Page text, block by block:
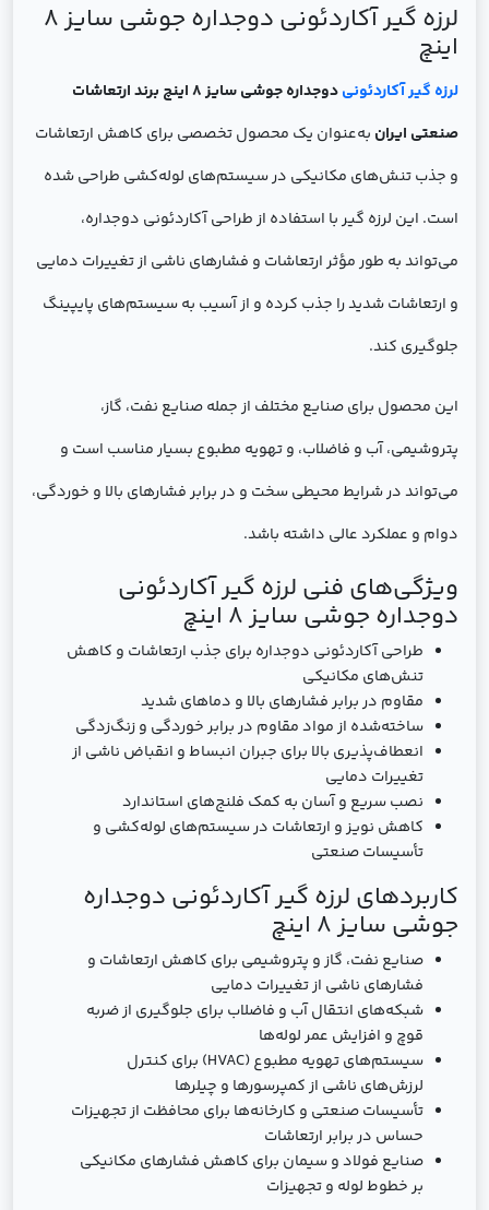
لرزه گیر آکاردئونی دوجداره جوشی سایز 8
اینچ
لرزه گیر آکاردئونی
دوجداره جوشی سایز 8 اینچ برند ارتعاشات
صنعتی ایران به‌عنوان یک محصول تخصصی برای کاهش ارتعاشات
و جذب تنش‌های مکانیکی در سیستم‌های لوله‌کشی طراحی شده
است. این لرزه گیر با استفاده از طراحی آکاردئونی دوجداره،
می‌تواند به طور مؤثر ارتعاشات و فشارهای ناشی از تغییرات دمایی
و ارتعاشات شدید را جذب کرده و از آسیب به سیستم‌های پایپینگ
جلوگیری کند.
این محصول برای صنایع مختلف از جمله صنایع نفت، گاز،
پتروشیمی، آب و فاضلاب، و تهویه مطبوع بسیار مناسب است و
می‌تواند در شرایط محیطی سخت و در برابر فشارهای بالا و خوردگی،
دوام و عملکرد عالی داشته باشد.
ویژگی‌های فنی لرزه گیر آکاردئونی
دوجداره جوشی سایز 8 اینچ
طراحی آکاردئونی دوجداره برای جذب ارتعاشات و کاهش
تنش‌های مکانیکی
مقاوم در برابر فشارهای بالا و دماهای شدید
ساخته‌شده از مواد مقاوم در برابر خوردگی و زنگ‌زدگی
انعطاف‌پذیری بالا برای جبران انبساط و انقباض ناشی از
تغییرات دمایی
نصب سریع و آسان به کمک فلنج‌های استاندارد
کاهش نویز و ارتعاشات در سیستم‌های لوله‌کشی و
تأسیسات صنعتی
کاربردهای لرزه گیر آکاردئونی دوجداره
جوشی سایز 8 اینچ
صنایع نفت، گاز و پتروشیمی برای کاهش ارتعاشات و
فشارهای ناشی از تغییرات دمایی
شبکه‌های انتقال آب و فاضلاب برای جلوگیری از ضربه
قوچ و افزایش عمر لوله‌ها
سیستم‌های تهویه مطبوع (HVAC) برای کنترل
لرزش‌های ناشی از کمپرسورها و چیلرها
تأسیسات صنعتی و کارخانه‌ها برای محافظت از تجهیزات
حساس در برابر ارتعاشات
صنایع فولاد و سیمان برای کاهش فشارهای مکانیکی
بر خطوط لوله و تجهیزات